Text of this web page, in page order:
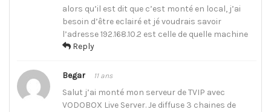
alors qu’il est dit que c’est monté en local, j’ai
besoin d’être eclairé et jé voudrais savoir
l’adresse 192.168.10.2 est celle de quelle machine
Reply
Begar 11 ans
Salut j’ai monté mon serveur de TVIP avec
VODOBOX Live Server. Je diffuse 3 chaines de